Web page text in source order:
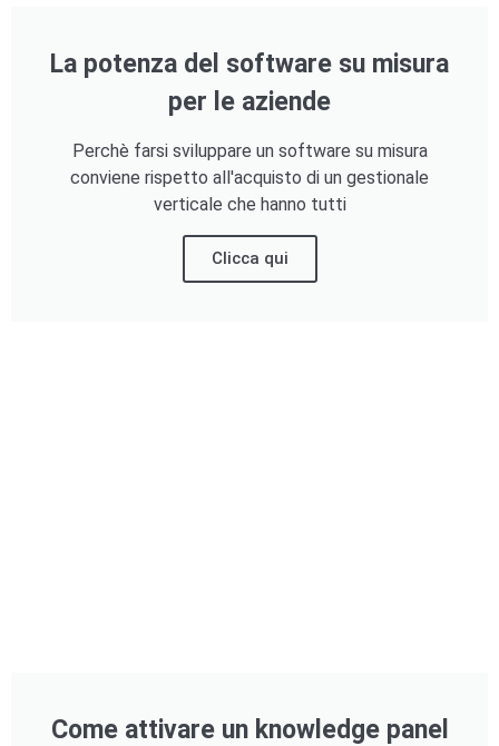
La potenza del software su misura
per le aziende
Perchè farsi sviluppare un software su misura
conviene rispetto all'acquisto di un gestionale
verticale che hanno tutti
Clicca qui
Come attivare un knowledge panel